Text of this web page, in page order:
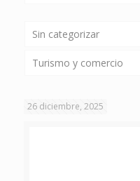
Sin categorizar
Turismo y comercio
26 diciembre, 2025